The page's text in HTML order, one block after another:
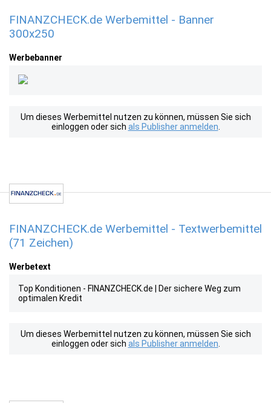
FINANZCHECK.de Werbemittel - Banner
300x250
Werbebanner
Um dieses Werbemittel nutzen zu können, müssen Sie sich
einloggen oder sich als Publisher anmelden
FINANZCHECK.de Werbemittel - Textwerbemittel
(71 Zeichen)
Werbetext
Top Konditionen - FINANZCHECK.de | Der sichere Weg zum
optimalen Kredit
Um dieses Werbemittel nutzen zu können, müssen Sie sich
einloggen oder sich als Publisher anmelden